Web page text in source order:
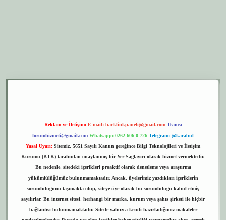
Reklam ve İletişim: E-mail: backlinkpaneli@gmail.com Teams:
forumhizmeti@gmail.com Whatsapp: 0262 606 0 726 Telegram: @karabul
Yasal Uyarı: Sitemiz, 5651 Sayılı Kanun gereğince Bilgi Teknolojileri ve İletişim
Kurumu (BTK) tarafından onaylanmış bir Yer Sağlayıcı olarak hizmet vermektedir.
Bu nedenle, sitedeki içerikleri proaktif olarak denetleme veya araştırma
yükümlülüğümüz bulunmamaktadır. Ancak, üyelerimiz yazdıkları içeriklerin
sorumluluğunu taşımakta olup, siteye üye olarak bu sorumluluğu kabul etmiş
sayılırlar. Bu internet sitesi, herhangi bir marka, kurum veya şahıs şirketi ile hiçbir
bağlantısı bulunmamaktadır. Sitede yalnızca kendi hazırladığımız makaleler